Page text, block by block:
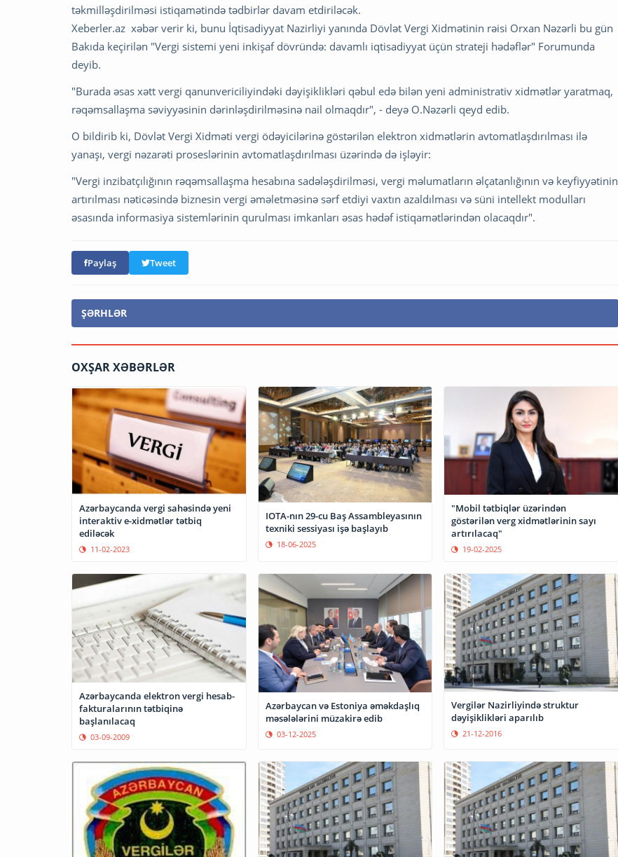
təkmilləşdirilməsi istiqamətində tədbirlər davam etdiriləcək.
Xeberler.az xəbər verir ki, bunu İqtisadiyyat Nazirliyi yanında Dövlət Vergi Xidmətinin rəisi Orxan Nəzərli bu gün
Bakıda keçirilən "Vergi sistemi yeni inkişaf dövründə: davamlı iqtisadiyyat üçün strateji hədəflər" Forumunda
deyib.
"Burada əsas xətt vergi qanunvericiliyindəki dəyişiklikləri qəbul edə bilən yeni administrativ xidmətlər yaratmaq,
rəqəmsallaşma səviyyəsinin dərinləşdirilməsinə nail olmaqdır", - deyə O.Nəzərli qeyd edib.
O bildirib ki, Dövlət Vergi Xidməti vergi ödəyicilərinə göstərilən elektron xidmətlərin avtomatlaşdırılması ilə
yanaşı, vergi nəzarəti proseslərinin avtomatlaşdırılması üzərində də işləyir:
"Vergi inzibatçılığının rəqəmsallaşma hesabına sadələşdirilməsi, vergi məlumatların əlçatanlığının və keyfiyyətinin
artırılması nəticəsində biznesin vergi əməletməsinə sərf etdiyi vaxtın azaldılması və süni intellekt modulları
əsasında informasiya sistemlərinin qurulması imkanları əsas hədəf istiqamətlərindən olacaqdır".
Paylaş Tweet
ŞƏRHLƏR
OXŞAR XƏBƏRLƏR
Azərbaycanda vergi sahəsində yeni
interaktiv e-xidmətlər tətbiq
ediləcək
11-02-2023
IOTA-nın 29-cu Baş Assambleyasının
texniki sessiyası işə başlayıb
18-06-2025
"Mobil tətbiqlər üzərindən
göstərilən verg xidmətlərinin sayı
artırılacaq"
19-02-2025
Azərbaycanda elektron vergi hesab-
fakturalarının tətbiqinə
başlanılacaq
03-09-2009
Azərbaycan və Estoniya əməkdaşlıq
məsələlərini müzakirə edib
03-12-2025
Vergilər Nazirliyində struktur
dəyişiklikləri aparılıb
21-12-2016